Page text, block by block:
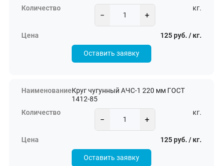
− +
кг.
125 руб. / кг.
Оставить заявку
Круг чугунный АЧС-1 220 мм ГОСТ
1412-85
− +
кг.
125 руб. / кг.
Оставить заявку